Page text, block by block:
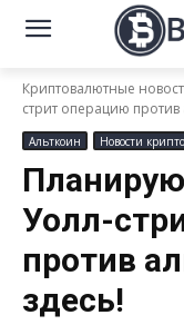
Криптовалютные
стрит операцию против
Альткоин Новости
Уолл-
против
здесь!